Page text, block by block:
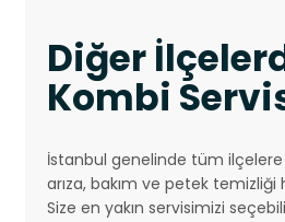
Diğer
Kombi
İstanbul genelinde tüm ilçelere
arıza, bakım ve petek
Size en yakın servisimizi